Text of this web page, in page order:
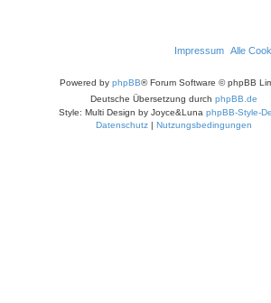
Alle
Impressum
Powered by phpBB® Forum Software © phpBB
Deutsche Übersetzung durch phpBB.de
Style: Multi Design by Joyce&Luna phpBB-Style-
Datenschutz | Nutzungsbedingungen